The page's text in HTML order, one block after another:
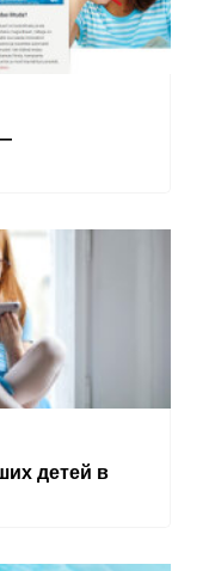
детей в